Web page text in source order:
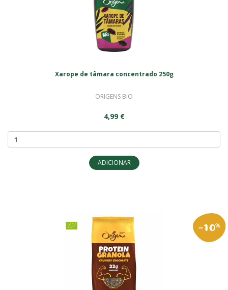
Xarope de tâmara concentrado 250g
ORIGENS BIO
4,99 €
ADICIONAR
-10%